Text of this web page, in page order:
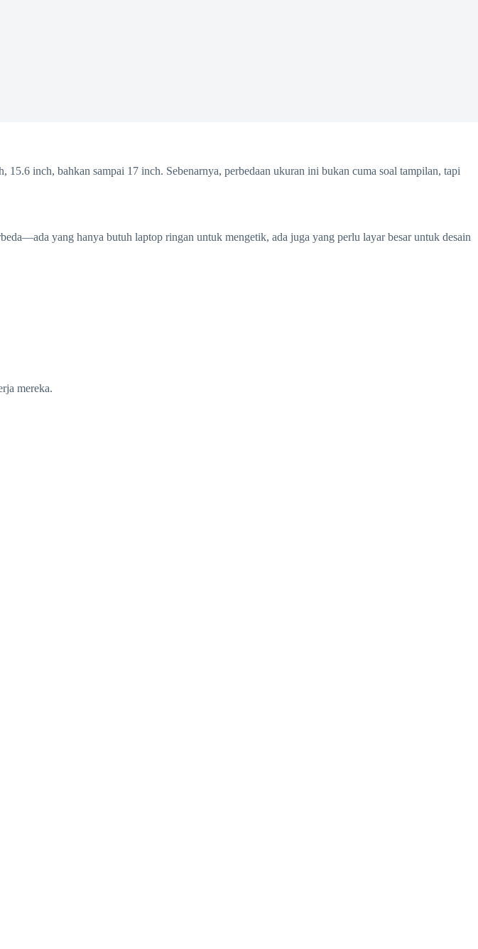
15.6 inch, bahkan sampai 17 inch. Sebenarnya, perbedaan ukuran ini bukan cuma soal tampilan, tapi
yang hanya butuh laptop ringan untuk mengetik, ada juga yang perlu layar besar untuk desain
mereka.